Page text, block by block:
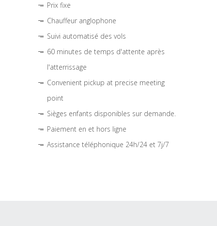
Prix fixe
Chauffeur anglophone
Suivi automatisé des vols
60 minutes de temps d'attente après
l'atterrissage
Convenient pickup at precise meeting
point
Sièges enfants disponibles sur demande.
Paiement en et hors ligne
Assistance téléphonique 24h/24 et 7j/7